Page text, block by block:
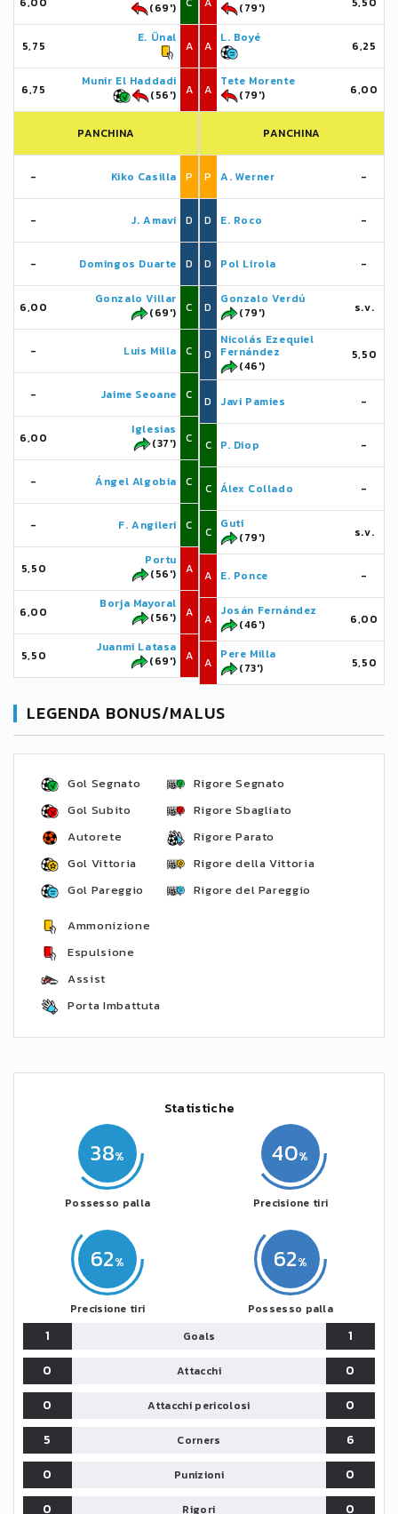
(69')
5,75
E. Ünal
A
6,75
Munir El Haddadi
(56')
A
PANCHINA
- Kiko Casilla P
- J. Amavi D
- Domingos Duarte D
6,00
Gonzalo Villar
(69')
C
- Luis Milla C
- Jaime Seoane C
6,00
Iglesias
(37')
C
- Ángel Algobia C
- F. Angileri C
5,50
Portu
(56')
A
6,00
Borja Mayoral
(56')
A
5,50
Juanmi Latasa
(69')
A
(79')
A
L. Boyé
6,25
A
Tete Morente
(79')
6,00
PANCHINA
P A. Werner -
D E. Roco -
D Pol Lirola -
D
Gonzalo Verdú
(79')
s.v.
D
Nicolás Ezequiel
Fernández
(46')
5,50
D Javi Pamies -
C P. Diop -
C Álex Collado -
C
Guti
(79')
s.v.
A E. Ponce -
A
Josán Fernández
(46')
6,00
A
Pere Milla
(73')
5,50
LEGENDA BONUS/MALUS
Gol Segnato
Gol Subito
Autorete
Gol Vittoria
Gol Pareggio
Rigore Segnato
Rigore Sbagliato
Rigore Parato
Rigore della Vittoria
Rigore del Pareggio
Ammonizione
Espulsione
Assist
Porta Imbattuta
Statistiche
38
Possesso palla
62
Precisione tiri
62
Possesso palla
40
Precisione tiri
1 Goals
1
0
Attacchi
0
0
Attacchi pericolosi
0
5
Corners
6
0
Punizioni
0
0
Rigori 0